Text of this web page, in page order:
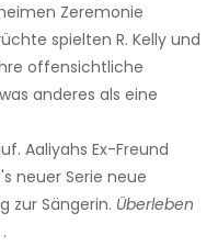
Zeremonie
spielten R. Kelly und
offensichtliche
anderes als eine
Aaliyahs Ex-Freund
neuer Serie neue
zur Sängerin. Überleben
.